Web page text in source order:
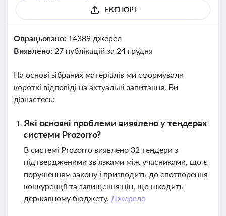
ЕКСПОРТ
Опрацьовано: 14389 джерел
Виявлено: 27 публікацій за 24 грудня
На основі зібраних матеріалів ми сформували
короткі відповіді на актуальні запитання. Ви
дізнаєтесь:
Які основні проблеми виявлено у тендерах
системи Prozorro?
В системі Prozorro виявлено 32 тендери з
підтвердженими зв’язками між учасниками, що є
порушенням закону і призводить до спотворення
конкуренції та завищення цін, що шкодить
державному бюджету. Джерело